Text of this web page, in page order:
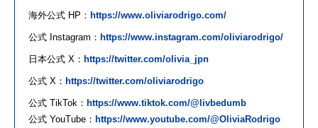
海外公式 HP： https://www.oliviarodrigo.com/
公式 Instagram： https://www.instagram.com/oliviarodrigo/
日 本公式 X： https://twitter.com/olivia_ jpn
公式 X： https://twitter.com/oliviarodrigo
公式 TikTok： https://www.tiktok.com/@livbedumb
公式 YouTube： https://www.youtube.com/@OliviaRodrigo